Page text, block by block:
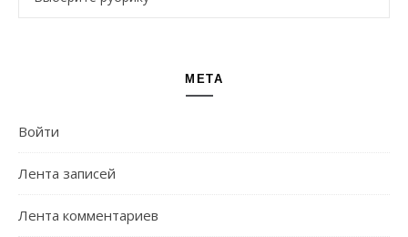
МЕТА
Войти
Лента записей
Лента комментариев